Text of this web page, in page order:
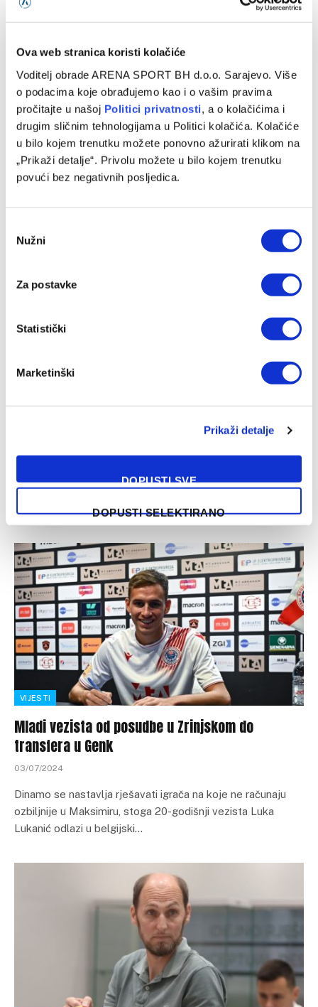
Ova web stranica koristi kolačiće
Voditelj obrade ARENA SPORT BH d.o.o. Sarajevo. Više
o podacima koje obrađujemo kao i o vašim pravima
pročitajte u našoj Politici privatnosti, a o kolačićima i
drugim sličnim tehnologijama u Politici kolačića. Kolačiće
u bilo kojem trenutku možete ponovno ažurirati klikom na
„Prikaži detalje“. Privolu možete u bilo kojem trenutku
povući bez negativnih posljedica.
Selection
Nužni
Za postavke
Statistički
Marketinški
Prikaži detalje
DOPUSTI SVE
DOPUSTI SELEKTIRANO
VIJESTI
Velež na Kupresu izgubio od hrvatskog
prvoligaša
03/07/2024
U drugoj pripremnoj utakmici za fudbalere Veleža tokom
ljetnog perioda, odnosno prvoj na glavnom dijelu priprema
VIJESTI
Stevan Jovetić pred potpisom za banjalučki
Legenda crnogorskog nogometa Stevan Jovetić na pragu
je potpisa za Fudbalski klub Borac Banja Luka, saznaje
portal Klix.ba. Nekadašnji nogometaš…
VIJESTI
Mladi vezista od posudbe u Zrinjskom do
transfera u Genk
03/07/2024
Dinamo se nastavlja rješavati igrača na koje ne računaju
ozbiljnije u Maksimiru, stoga 20-godišnji vezista Luka
Lukanić odlazi u belgijski…